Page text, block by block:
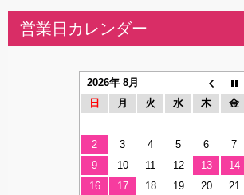
営業日カレンダー
2026年 8月
日
月 火 水 木 金
2
3 4 5 6 7
9
10 11 12 13 14
16
17 18 19 20 21